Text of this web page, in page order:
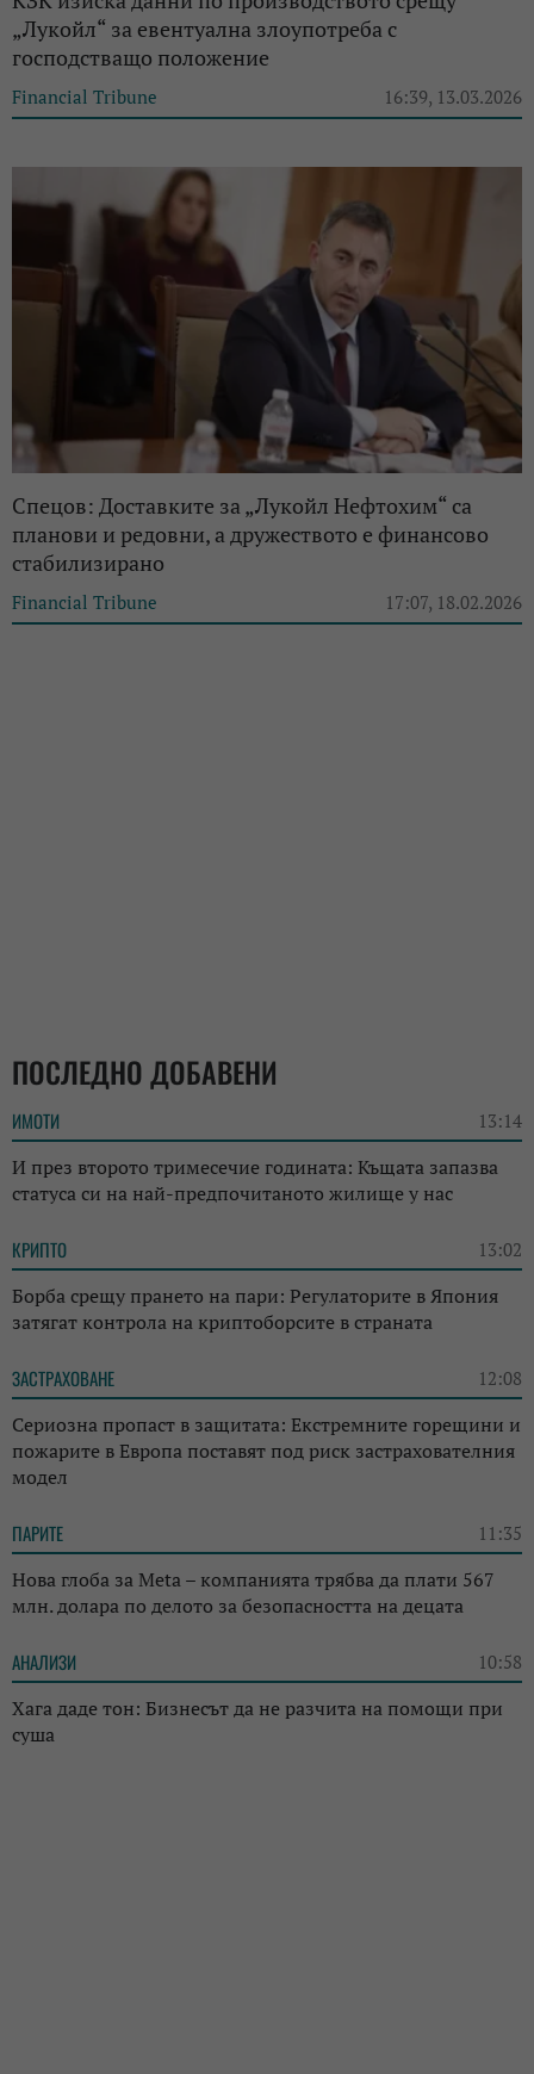
„Лукойл“ за евентуална злоупотреба с
господстващо положение
Financial Tribune 16:39, 13.03.2026
Спецов: Доставките за „Лукойл Нефтохим“ са
планови и редовни, а дружеството е финансово
стабилизирано
Financial Tribune 17:07, 18.02.2026
ПОСЛЕДНО ДОБАВЕНИ
ИМОТИ 13:14
И през второто тримесечие годината: Къщата запазва
статуса си на най-предпочитаното жилище у нас
КРИПТО 13:02
Борба срещу прането на пари: Регулаторите в Япония
затягат контрола на криптоборсите в страната
ЗАСТРАХОВАНЕ 12:08
Сериозна пропаст в защитата: Екстремните горещини и
пожарите в Европа поставят под риск застрахователния
модел
ПАРИТЕ 11:35
Нова глоба за Meta – компанията трябва да плати 567
млн. долара по делото за безопасността на децата
АНАЛИЗИ 10:58
Хага даде тон: Бизнесът да не разчита на помощи при
суша